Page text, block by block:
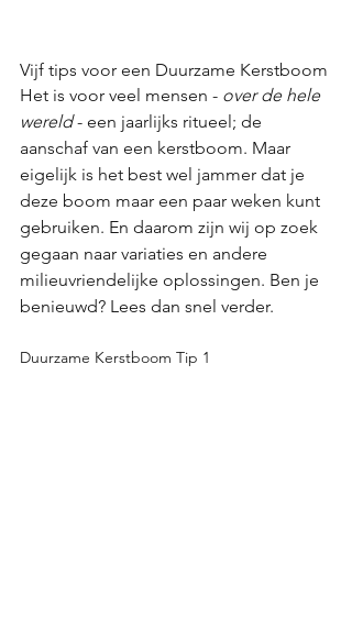
Vijf tips voor een Duurzame Kerstboom
Het is voor veel mensen - over de hele
wereld - een jaarlijks ritueel; de
aanschaf van een kerstboom. Maar
eigelijk is het best wel jammer dat je
deze boom maar een paar weken kunt
gebruiken. En daarom zijn wij op zoek
gegaan naar variaties en andere
milieuvriendelijke oplossingen. Ben je
benieuwd? Lees dan snel verder.
Duurzame Kerstboom Tip 1